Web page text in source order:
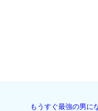
もうすぐ最強の男に